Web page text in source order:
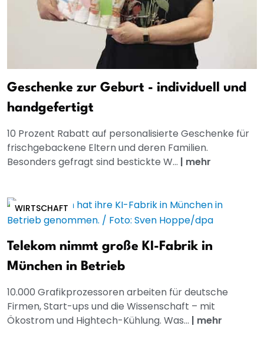
Geschenke zur Geburt - individuell und
handgefertigt
10 Prozent Rabatt auf personalisierte Geschenke für
frischgebackene Eltern und deren Familien.
Besonders gefragt sind bestickte W... | mehr
WIRTSCHAFT
Telekom nimmt große KI-Fabrik in
München in Betrieb
10.000 Grafikprozessoren arbeiten für deutsche
Firmen, Start-ups und die Wissenschaft – mit
Ökostrom und Hightech-Kühlung. Was... | mehr